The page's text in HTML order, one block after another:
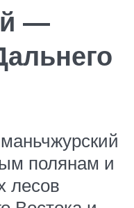
—
полянам и
лесов